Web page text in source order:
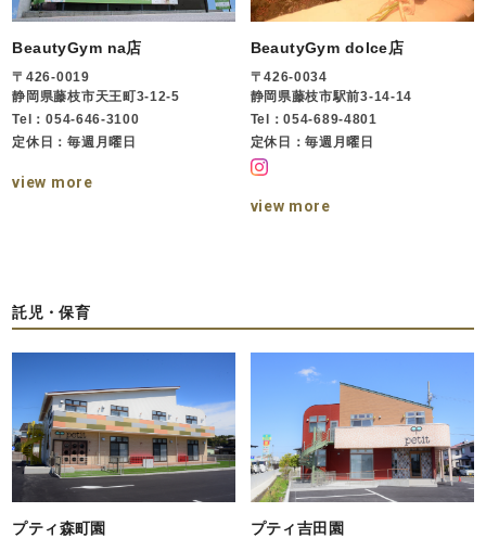
BeautyGym na店
〒426-0019
静岡県藤枝市天王町3-12-5
Tel：054-646-3100
定休日：毎週月曜日
view more
BeautyGym dolce店
〒426-0034
静岡県藤枝市駅前3-14-14
Tel：054-689-4801
定休日：毎週月曜日
view more
託児・保育
プティ森町園 プティ吉田園